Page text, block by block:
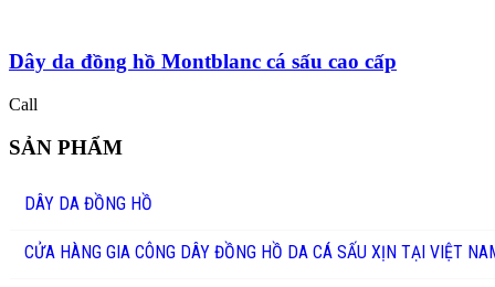
Dây da đồng hồ Montblanc cá sấu cao cấp
Call
SẢN PHẨM
DÂY DA ĐỒNG HỒ
CỬA HÀNG GIA CÔNG DÂY ĐỒNG HỒ DA CÁ SẤU XỊN TẠI VIỆT